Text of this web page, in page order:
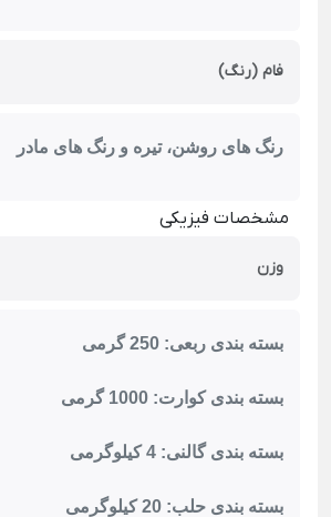
فام (رنگ)
رنگ های روشن، تیره و رنگ های مادر
مشخصات فیزیکی
وزن
بسته بندی ربعی: 250 گرمی
بسته بندی کوارت: 1000 گرمی
بسته بندی گالنی: 4 کیلوگرمی
بسته بندی حلب: 20 کیلوگرمی